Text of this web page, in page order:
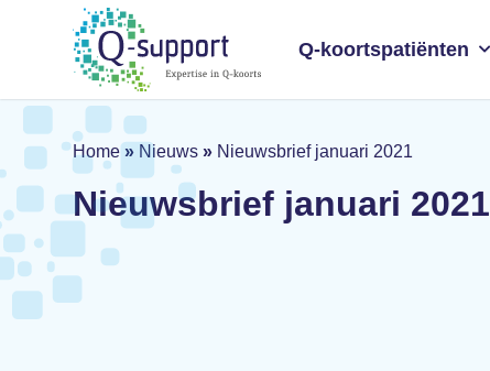
content
Q-koortspatiënten
Home» Nieuws» Nieuwsbrief januari 2021
Nieuwsbrief januari 2021